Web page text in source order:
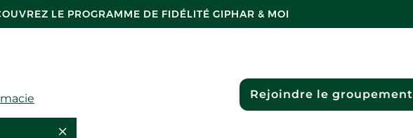
LE PROGRAMME DE FIDÉLITÉ GIPHAR & MOI
Rejoindre le groupement